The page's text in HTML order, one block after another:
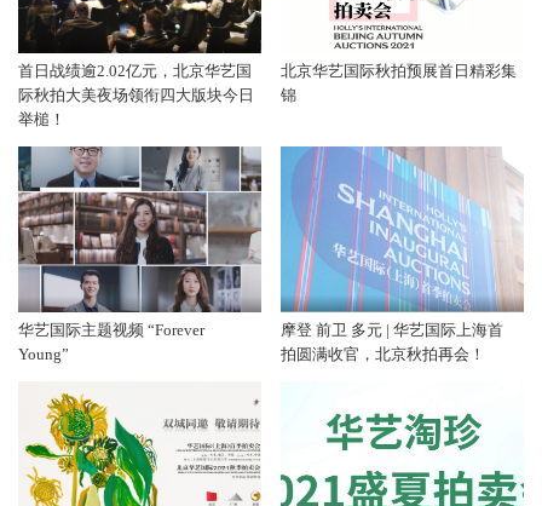
首日战绩逾2.02亿元，北京华艺国
际秋拍大美夜场领衔四大版块今日
举槌！
北京华艺国际秋拍预展首日精彩集
锦
华艺国际主题视频 “Forever
Young”
摩登 前卫 多元 | 华艺国际上海首
拍圆满收官，北京秋拍再会！